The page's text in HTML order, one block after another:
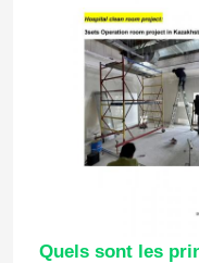
Quels sont les